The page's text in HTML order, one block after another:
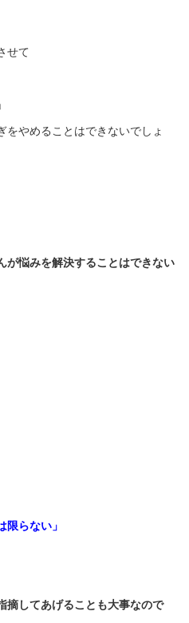
せて
をやめることはできないでしょ
が悩みを解決することはできない
限らない」
摘してあげることも大事なので